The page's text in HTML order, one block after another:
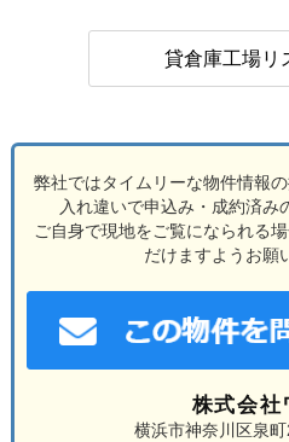
貸倉庫工場リ
弊社ではタイムリーな物件情報
入れ違いで申込み・成約済み
ご自身で現地をご覧になられる
だけますようお願
株式会社
横浜市神奈川区泉